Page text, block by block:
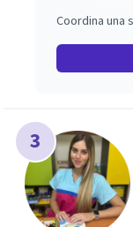
Coordina una
3